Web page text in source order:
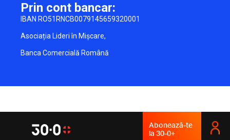
Prin cont bancar:
IBAN RO51RNCB0079145659320001
Asociația Lideri în Mișcare,
Banca Comercială Română
Abonează-te
la 30-0+